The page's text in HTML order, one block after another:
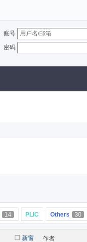
账号
密码
14 PLIC Others 30
新窗 作者